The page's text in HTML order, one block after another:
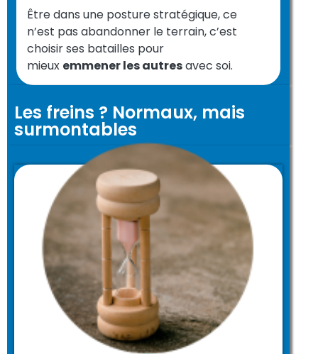
Être dans une posture stratégique, ce
n’est pas abandonner le terrain, c’est
choisir ses batailles pour
mieux emmener les autresavec soi.
Les freins ? Normaux, mais
surmontables
Et pourtant, combien de fois perdez-vous du
temps à corriger, ajuster, éteindre des
incendies… faute d’avoir défini une trajectoire
claire dès le départ ?